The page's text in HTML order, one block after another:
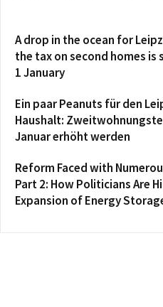
A drop in the ocean for
the tax on second homes is
1 January
Ein paar Peanuts für den
Haushalt:
Januar erhöht werden
Reform Faced with
Part 2: How Politicians Are
Expansion of Energy